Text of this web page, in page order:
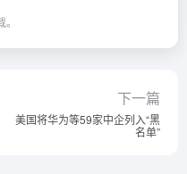
下一篇
美国将华为等59家中企列入“黑
名单”